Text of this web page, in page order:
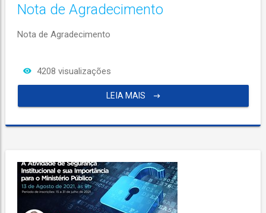
Nota de Agradecimento
Nota de Agradecimento
4208 visualizações
LEIA MAIS